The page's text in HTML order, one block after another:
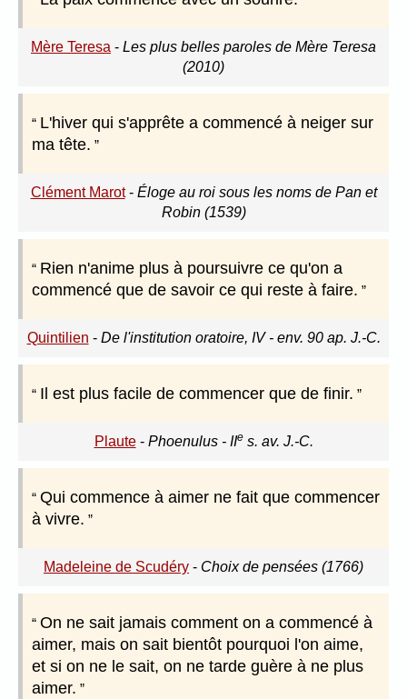
Mère Teresa - Les plus belles paroles de Mère Teresa
(2010)
L'hiver qui s'apprête a commencé à neiger sur
ma tête.
Clément Marot- Éloge au roi sous les noms de Pan et
Robin (1539)
Rien n'anime plus à poursuivre ce qu'on a
commencé que de savoir ce qui reste à faire.
Quintilien - De l'institution oratoire, IV - env. 90 ap. J.-C.
Il est plus facile de commencer que de finir.
Plaute- Phoenulus - IIes. av. J.-C.
Qui commence à aimer ne fait que commencer
à vivre.
Madeleine de Scudéry - Choix de pensées (1766)
On ne sait jamais comment on a commencé à
aimer, mais on sait bientôt pourquoi l'on aime,
et si on ne le sait, on ne tarde guère à ne plus
aimer.